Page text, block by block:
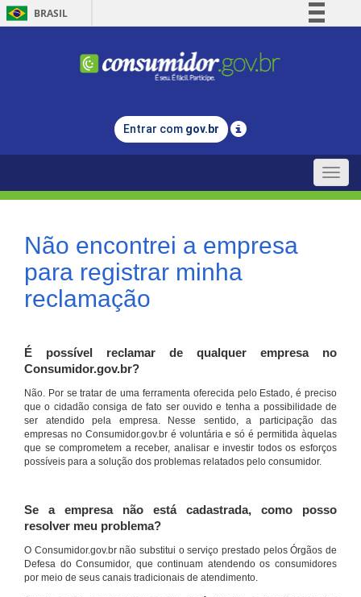
BRASIL
Comunica BR
Legislação
Entrar com gov.br
Toggle
Não encontrei a empresa
para registrar minha
reclamação
É possível reclamar de qualquer empresa no
Consumidor.gov.br?
Não. Por se tratar de uma ferramenta oferecida pelo Estado, é preciso
que o cidadão consiga de fato ser ouvido e tenha a possibilidade de
ser atendido pela empresa. Nesse sentido, a participação das
empresas no Consumidor.gov.br é voluntária e só é permitida àquelas
que se comprometem a receber, analisar e investir todos os esforços
possíveis para a solução dos problemas relatados pelo consumidor.
Se a empresa não está cadastrada, como posso
resolver meu problema?
O Consumidor.gov.br não substitui o serviço prestado pelos Órgãos de
Defesa do Consumidor, que continuam atendendo os consumidores
por meio de seus canais tradicionais de atendimento.